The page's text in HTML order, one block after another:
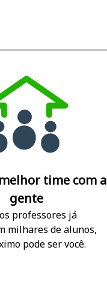
time com a
gente
professores já
milhares de alunos,
pode ser você.